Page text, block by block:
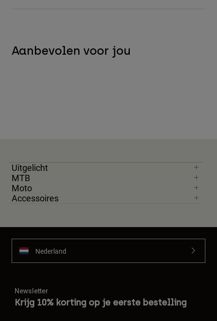
Aanbevolen voor jou
Uitgelicht
MTB
Moto
Accessoires
Nederland
Newsletter
Krijg 10% korting op je eerste bestelling